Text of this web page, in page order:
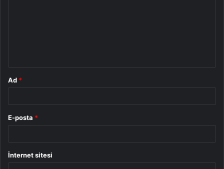
Ad *
E-posta *
İnternet sitesi